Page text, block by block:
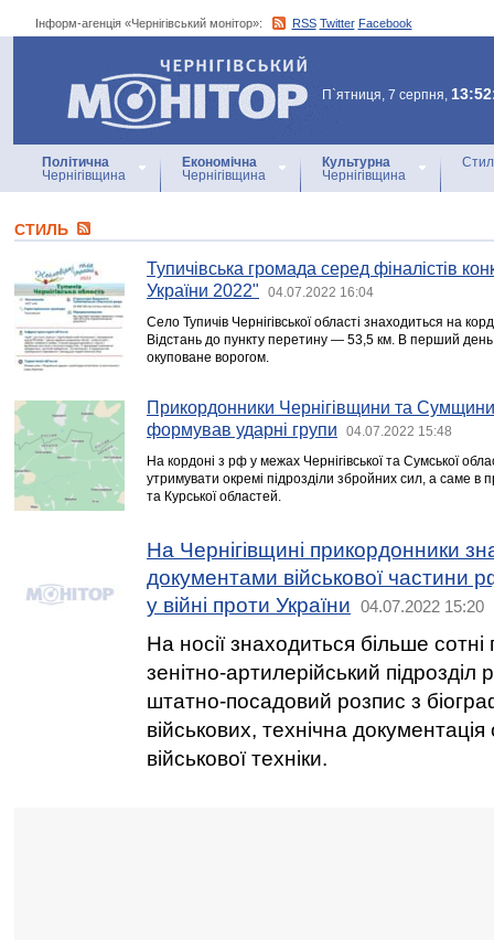
Інформ-агенція «Чернігівський монітор»: RSS Twitter Facebook
Інформ-агенція
«Чернігівський монітор»
П`ятниця, 7 серпня,
Політична
Чернігівщина
Економічна
Чернігівщина
Культурна
Чернігівщина
СТИЛЬ
Тупичівська громада серед фіналістів
України 2022"
04.07.2022 16:04
Село Тупичів Чернігівської області знаходиться на
Відстань до пункту перетину — 53,5 км. В перший
окуповане ворогом.
Прикордонники Чернігівщини та
формував ударні групи
04.07.2022 15:48
На кордоні з рф у межах Чернігівської та Сумської
утримувати окремі підрозділи збройних сил, а саме в
та Курської областей.
На Чернігівщині прикордонники
документами військової частини
у війні проти України
04.07.2022 15:20
На носії знаходиться більше сотні
зенітно-артилерійський підрозділ
штатно-посадовий розпис з
військових, технічна
військової техніки.